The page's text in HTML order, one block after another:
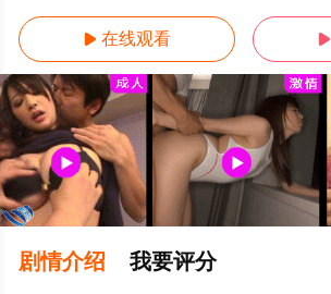
 在线观看 
剧情介绍 我要评分